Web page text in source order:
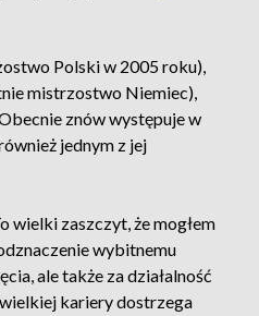
Polski w 2005 roku),
mistrzostwo Niemiec),
znów występuje w
jednym z jej
wielki zaszczyt, że mogłem
wybitnemu
ale także za działalność
kariery dostrzega